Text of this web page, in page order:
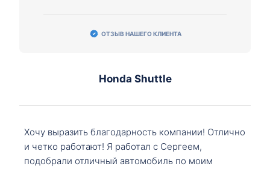
ОТЗЫВ НАШЕГО КЛИЕНТА
Honda Shuttle
Хочу выразить благодарность компании! Отлично
и четко работают! Я работал с Сергеем,
подобрали отличный автомобиль по моим